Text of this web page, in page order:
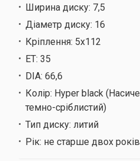
Ширина диску: 7,5
Діаметр диску: 16
Кріплення: 5х112
ET: 35
DIA: 66,6
Колір: Hyper black
темно-сріблистий)
Тип диску: литий
Рік: не старше двох років